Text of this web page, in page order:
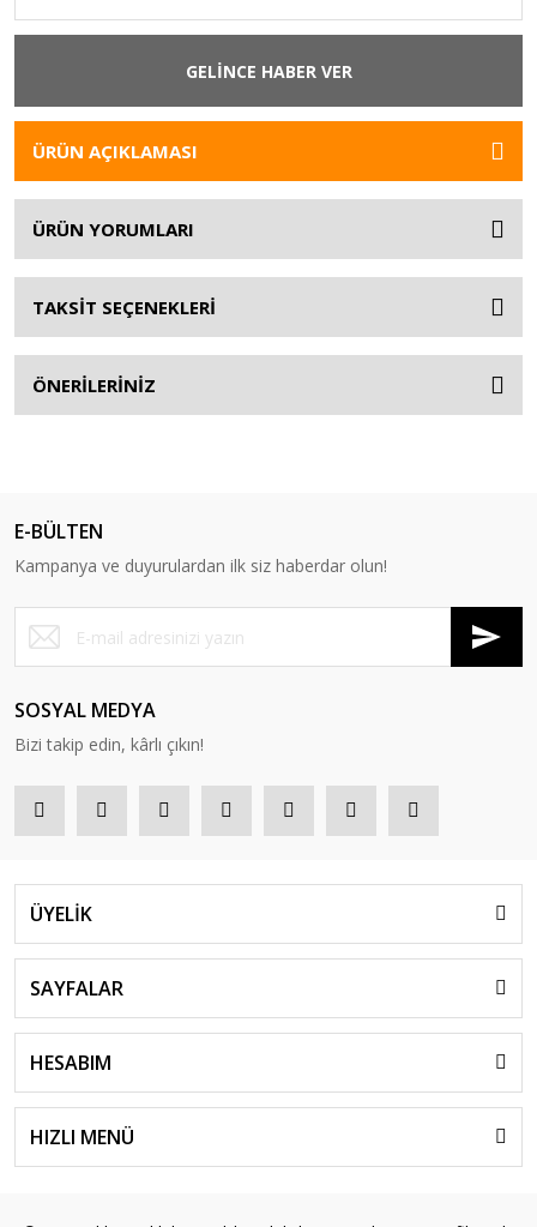
GELİNCE HABER VER
ÜRÜN AÇIKLAMASI
ÜRÜN YORUMLARI
TAKSİT SEÇENEKLERİ
ÖNERİLERİNİZ
E-BÜLTEN
Kampanya ve duyurulardan ilk siz haberdar olun!
SOSYAL MEDYA
Bizi takip edin, kârlı çıkın!
ÜYELİK
SAYFALAR
HESABIM
HIZLI MENÜ